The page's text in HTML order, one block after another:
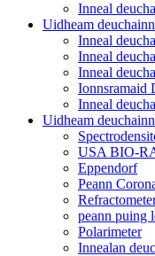
Inneal
Uidheam
Inneal
Inneal
Inneal
Ionnsramaid
Inneal
Uidheam
USA BIO-
Eppendorf
Peann
peann puing
Polarimeter
Innealan